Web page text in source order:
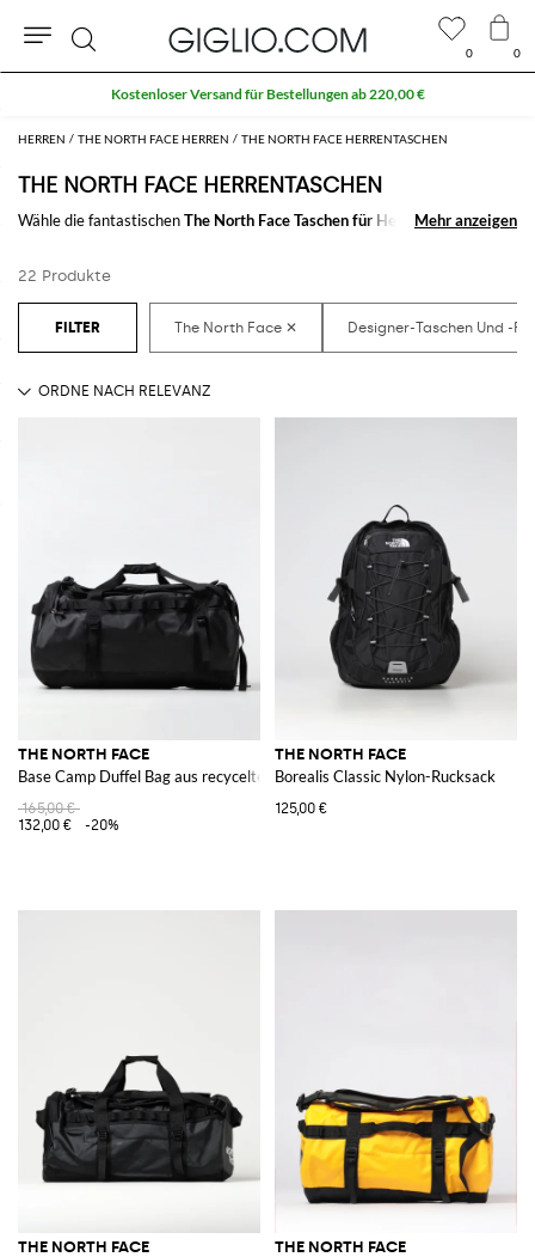
HERREN THE NORTH FACE HERREN THE NORTH FACE HERRENTASCHEN
THE NORTH FACE HERRENTASCHEN
Wähle die fantastischenThe North Face Taschen für Herrenum mit dir
von The North Face
Entdecke die letzen Kollektionen derHerrentaschen The North Face
Mehr anzeigen
Mehr anzeigen
22 Produkte
THE NORTH FACE
Base Camp Duffel Bag aus recyceltem Nylon
165,00 €
132,00 €
-20%
THE NORTH FACE
Borealis Classic Nylon-Rucksack
125,00 €
THE NORTH FACE THE NORTH FACE
0 0
Suche
Kostenloser Versand für Bestellungen ab 220,00 €